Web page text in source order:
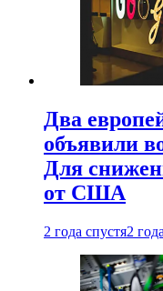
Два
объявили
Для
от США
2 года спустя2